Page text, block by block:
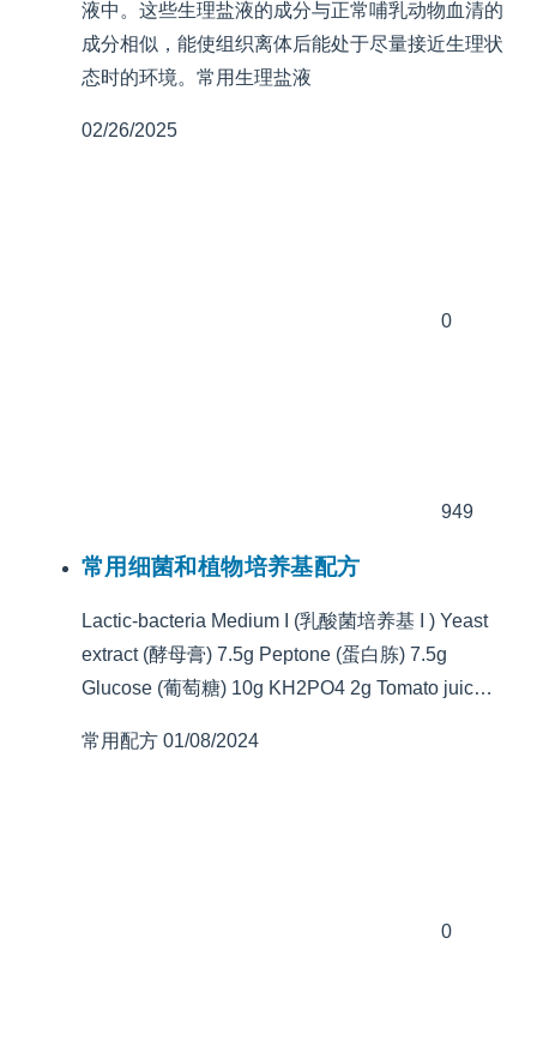
液中。这些生理盐液的成分与正常哺乳动物血清的
成分相似，能使组织离体后能处于尽量接近生理状
态时的环境。常用生理盐液
02/26/2025
0
949
常用细菌和植物培养基配方
Lactic-bacteria Medium I (乳酸菌培养基 I ) Yeast
extract (酵母膏) 7.5g Peptone (蛋白胨) 7.5g
Glucose (葡萄糖) 10g KH2PO4 2g Tomato juic…
常用配方 01/08/2024
0